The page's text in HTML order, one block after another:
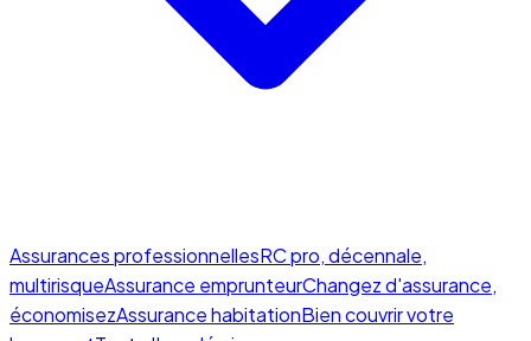
Assurances professionnellesRC pro, décennale,
multirisqueAssurance emprunteurChangez d'assurance,
économisezAssurance habitationBien couvrir votre